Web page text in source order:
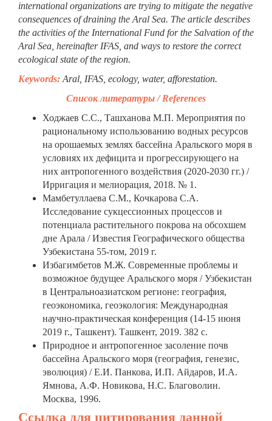
international organizations are trying to mitigate the negative
consequences of draining the Aral Sea. The article describes
the activities of the International Fund for the Salvation of the
Aral Sea, hereinafter IFAS, and ways to restore the correct
ecological state of the region.
Keywords: Aral, IFAS, ecology, water, afforestation.
Список литературы / References
Ходжаев С.С., Ташханова М.П. Мероприятия по
рациональному использованию водных ресурсов
на орошаемых землях бассейна Аральского моря в
условиях их дефицита и прогрессирующего на
них антропогенного воздействия (2020-2030 гг.) /
Ирригация и мелиорация, 2018. № 1.
Мамбетуллаева С.М., Кочкарова С.А.
Исследование сукцессионных процессов и
потенциала растительного покрова на обсохшем
дне Арала / Известия Географического общества
Узбекистана 55-том, 2019 г.
Избагимбетов М.Ж. Современные проблемы и
возможное будущее Аральского моря / Узбекистан
в Центральноазиатском регионе: география,
геоэкономика, геоэкология: Международная
научно-практическая конференция (14-15 июня
2019 г., Ташкент). Ташкент, 2019. 382 с.
Природное и антропогенное засоление почв
бассейна Аральского моря (география, генезис,
эволюция) / Е.И. Панкова, И.П. Айдаров, И.А.
Ямнова, А.Ф. Новикова, Н.С. Благоволин.
Москва, 1996.
Ссылка для цитирования данной